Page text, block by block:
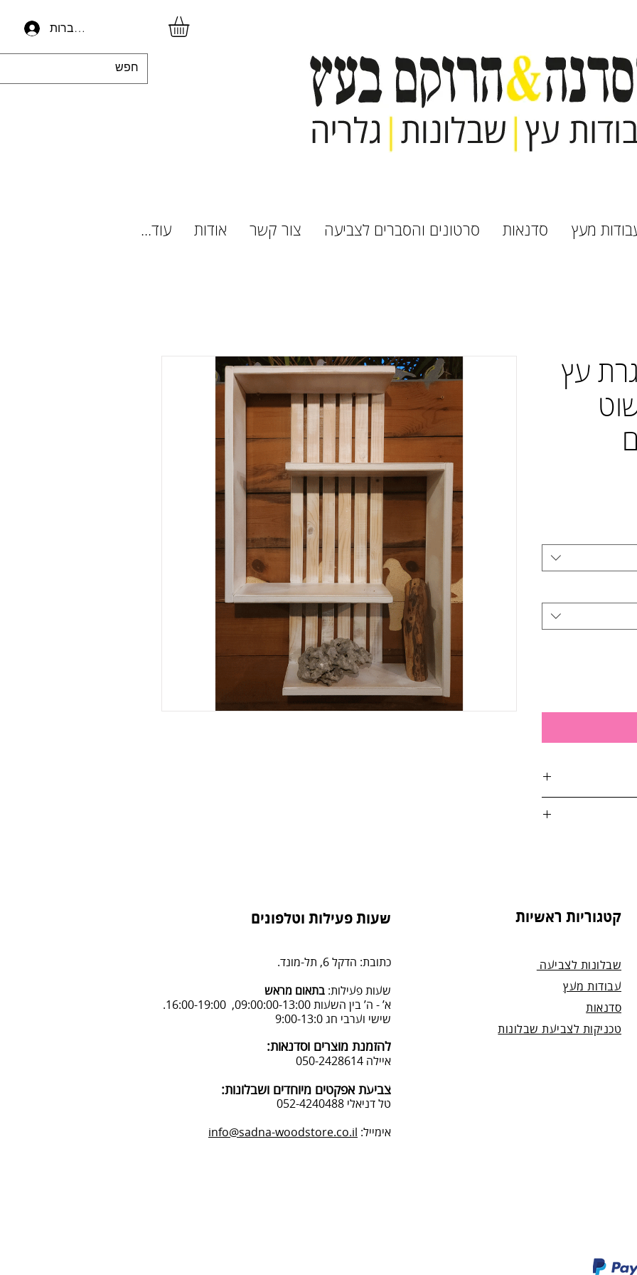
להתחברות
מעץ סדנאות סרטונים והסברים לצביעה צור קשר אודות עוד...
מסגרת עץ
הזמנה, על ידי
שעות פעילות וטלפונים
כתובת: הדקל 6, תל-מונד.
שעות פעילות: בתאום מראש
א’ - ה’ בין השעות 09:00:00-13:00, 16:00-19:00.
שישי וערבי חג 9:00-13:0
להזמנת מוצרים וסדנאות:
איילה 050-2428614
צביעת אפקטים מיוחדים ושבלונות:
טל דניאלי 052-4240488
אימייל: info@sadna-woodstore.co.il
קטגוריות ראשיות
שבלונות לצביעה
עבודות מעץ
סדנאות
טכניקות לצביעת שבלונות